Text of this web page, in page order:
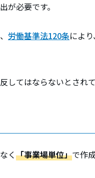
が必要です。
労働基準法120条により
してはならないとされ
く「事業場単位」で作